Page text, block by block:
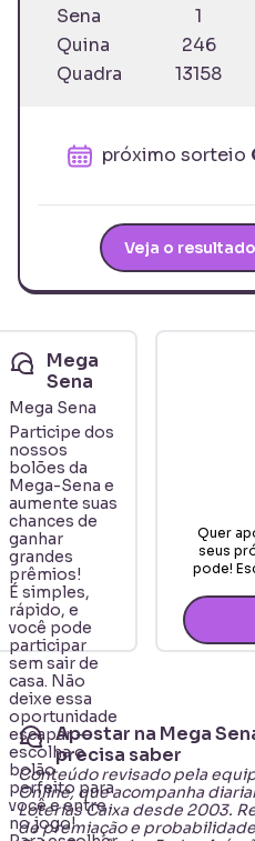
Sena
1
Quina
246
Quadra
13158
próximo sorteio
Veja o
Mega
Sena
Mega Sena
Participe dos
nossos
bolões da
Mega-Sena e
aumente suas
chances de
ganhar
grandes
prêmios!
É simples,
rápido, e
você pode
participar
sem sair de
casa. Não
deixe essa
oportunidade
escapar —
escolha o
bolão
perfeito para
você e entre
no jogo!
Quer
seus
pode!
Apostar na Mega
precisa saber
Conteúdo revisado pela
Online, que acompanha
Loterias Caixa desde 2003.
de premiação e